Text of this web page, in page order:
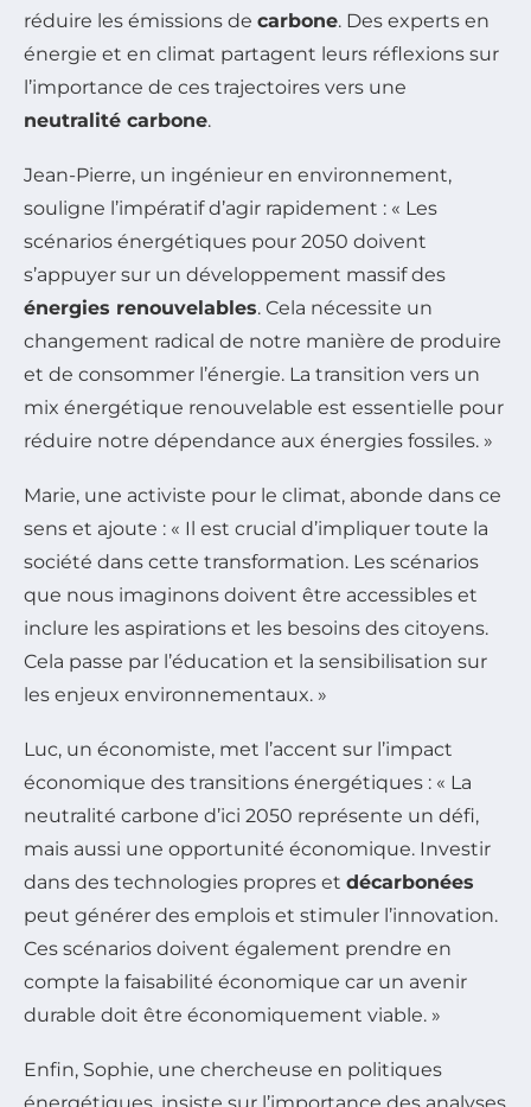
réduire les émissions de carbone. Des experts en
énergie et en climat partagent leurs réflexions sur
l’importance de ces trajectoires vers une
neutralité carbone.
Jean-Pierre, un ingénieur en environnement,
souligne l’impératif d’agir rapidement : « Les
scénarios énergétiques pour 2050 doivent
s’appuyer sur un développement massif des
énergies renouvelables. Cela nécessite un
changement radical de notre manière de produire
et de consommer l’énergie. La transition vers un
mix énergétique renouvelable est essentielle pour
réduire notre dépendance aux énergies fossiles. »
Marie, une activiste pour le climat, abonde dans ce
sens et ajoute : « Il est crucial d’impliquer toute la
société dans cette transformation. Les scénarios
que nous imaginons doivent être accessibles et
inclure les aspirations et les besoins des citoyens.
Cela passe par l’éducation et la sensibilisation sur
les enjeux environnementaux. »
Luc, un économiste, met l’accent sur l’impact
économique des transitions énergétiques : « La
neutralité carbone d’ici 2050 représente un défi,
mais aussi une opportunité économique. Investir
dans des technologies propres et décarbonées
peut générer des emplois et stimuler l’innovation.
Ces scénarios doivent également prendre en
compte la faisabilité économique car un avenir
durable doit être économiquement viable. »
Enfin, Sophie, une chercheuse en politiques